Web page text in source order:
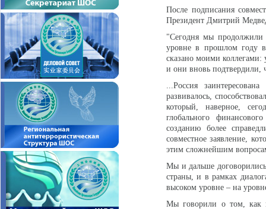
После подписания
Президент Дмитрий
"Сегодня мы
уровне в прошлом году в
сказано моими коллегами:
и они вновь подтвердили,
...Россия
развивалось,
который, наверное,
глобального
созданию более
совместное заявление,
этим сложнейшим
Мы и дальше
страны, и в рамках
высоком уровне – на
Мы говорили о том, как